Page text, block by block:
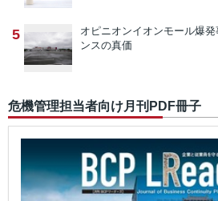
5 オピニオンイオンモール爆
ンスの真価
危機管理担当者向け月刊PDF冊子